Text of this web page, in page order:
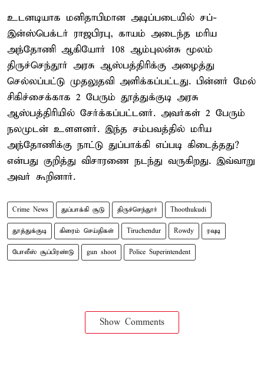
உடனடியாக மனிதாபிமான அடிப்படையில் சப்-
இன்ஸ்பெக்டர் ராஜபிரபு, காயம் அடைந்த மரிய
அந்தோணி ஆகியோர் 108 ஆம்புலன்சு மூலம்
திருச்செந்தூர் அரசு ஆஸ்பத்திரிக்கு அழைத்து
செல்லப்பட்டு முதலுதவி அளிக்கப்பட்டது. பின்னர் மேல்
சிகிச்சைக்காக 2 பேரும் தூத்துக்குடி அரசு
ஆஸ்பத்திரியில் சேர்க்கப்பட்டனர். அவர்கள் 2 பேரும்
நலமுடன் உளளனர். இந்த சம்பவத்தில் மரிய
அந்தோணிக்கு நாட்டு துப்பாக்கி எப்படி கிடைத்தது?
என்பது குறித்து விசாரணை நடந்து வருகிறது. இவ்வாறு
அவர் கூறினார்.
Crime News துப்பாக்கி சூடு திருச்செந்தூர் Thoothukudi
தூத்துக்குடி கிரைம் செய்திகள் Tiruchendur Rowdy ரவுடி
போலீஸ் சூப்பிரண்டு gun shoot Police Superintendent
Show Comments